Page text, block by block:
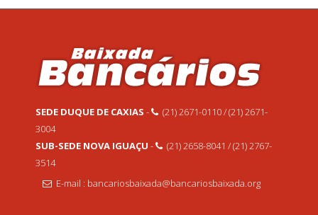
SEDE DUQUE DE CAXIAS -
(21) 2671-0110 / (21) 2671-
3004
SUB-SEDE NOVA IGUAÇU -
(21) 2658-8041 / (21) 2767-
3514
E-mail : bancariosbaixada@bancariosbaixada.org